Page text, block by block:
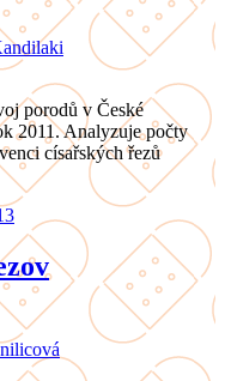
porodů v České
2011. Analyzuje počty
císařských řezů